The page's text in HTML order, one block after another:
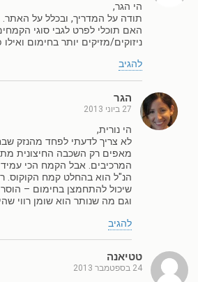
הי הגר,
תודה על המדריך, ובכלל על האתר.
האם תוכלי לפרט לגבי סוגי
ניזוקים/מזיקים יותר בחימום
להגיב
הגר
27 ביוני 2013
הי נורית,
לא צריך לדעתי לפחד מהנזק
מאפים רק השכבה החיצונית
המרכיבים. אבל הקמח הכי עמיד
הנ"ל הוא בהחלט קמח הקוקוס.
שיכול להתחמצן בחימום –
וגם מה שנותר הוא שומן רווי
להגיב
טטיאנה
24 בספטמבר 2013